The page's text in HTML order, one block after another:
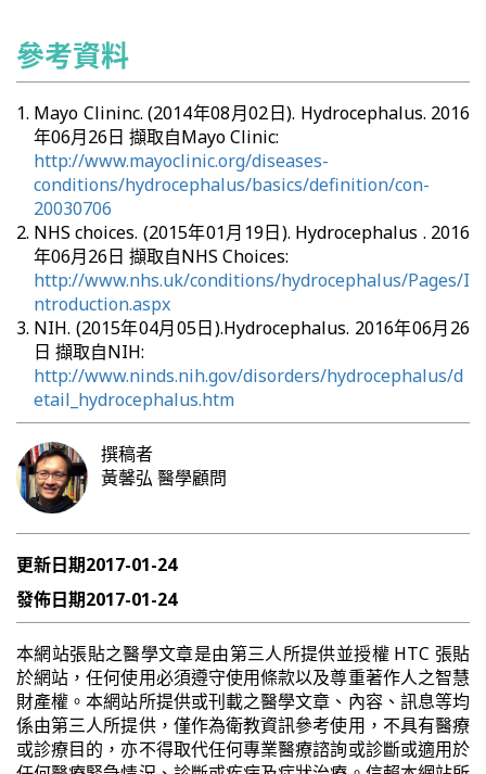
參考資料
Mayo Clininc. (2014年08月02日). Hydrocephalus. 2016
年06月26日 擷取自Mayo Clinic:
http://www.mayoclinic.org/diseases-
conditions/hydrocephalus/basics/definition/con-
20030706
NHS choices. (2015年01月19日). Hydrocephalus . 2016
年06月26日 擷取自NHS Choices:
http://www.nhs.uk/conditions/hydrocephalus/Pages/I
ntroduction.aspx
NIH. (2015年04月05日).Hydrocephalus. 2016年06月26
日 擷取自NIH:
http://www.ninds.nih.gov/disorders/hydrocephalus/d
etail_hydrocephalus.htm
撰稿者
黃馨弘 醫學顧問
更新日期2017-01-24
發佈日期2017-01-24
本網站張貼之醫學文章是由第三人所提供並授權 HTC 張貼
於網站，任何使用必須遵守使用條款以及尊重著作人之智慧
財產權。本網站所提供或刊載之醫學文章、內容、訊息等均
係由第三人所提供，僅作為衛教資訊參考使用，不具有醫療
或診療目的，亦不得取代任何專業醫療諮詢或診斷或適用於